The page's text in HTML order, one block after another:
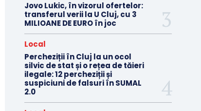
Jovo Lukic, în vizorul ofertelor:
transferul verii la U Cluj, cu 3
MILIOANE DE EURO în joc
Local
Percheziții în Cluj la un ocol
silvic de stat și o rețea de tăieri
ilegale: 12 percheziții și
suspiciuni de falsuri în SUMAL
2.0